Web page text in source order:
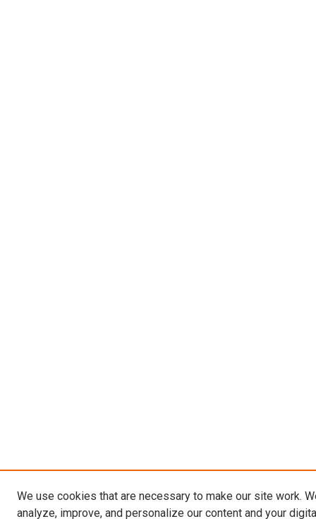
We use cookies that are necessary to make our site work.
analyze, improve, and personalize our content and your